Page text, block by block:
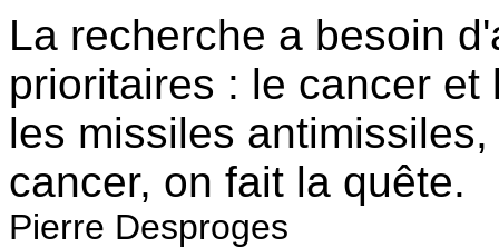
La recherche a besoin
prioritaires : le cancer
les missiles
cancer, on fait la quête.
Pierre Desproges